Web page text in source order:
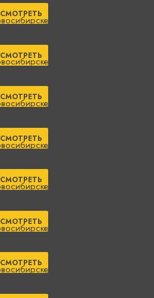
СМОТРЕТЬ
СМОТРЕТЬ
СМОТРЕТЬ
СМОТРЕТЬ
СМОТРЕТЬ
СМОТРЕТЬ
СМОТРЕТЬ